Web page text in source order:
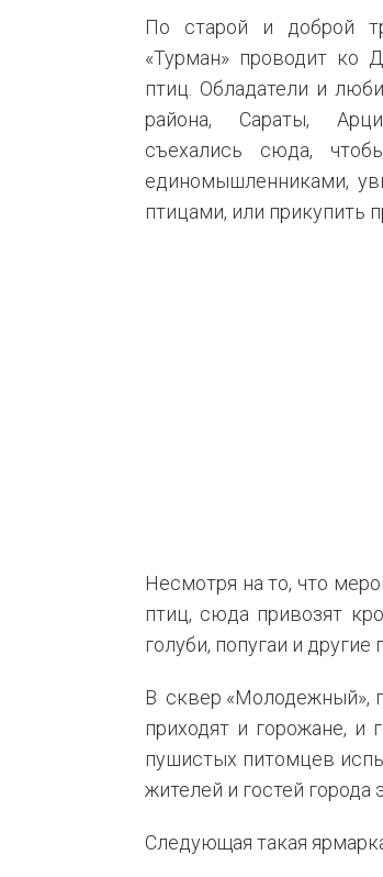
По старой и доброй
«Турман» проводит ко
птиц. Обладатели и
района, Сараты,
съехались сюда,
единомышленниками,
птицами, или прикупить
Несмотря на то, что
птиц, сюда привозят
голуби, попугаи и другие
В сквер «Молодежный»,
приходят и горожане, и
пушистых питомцев
жителей и гостей города
Следующая такая